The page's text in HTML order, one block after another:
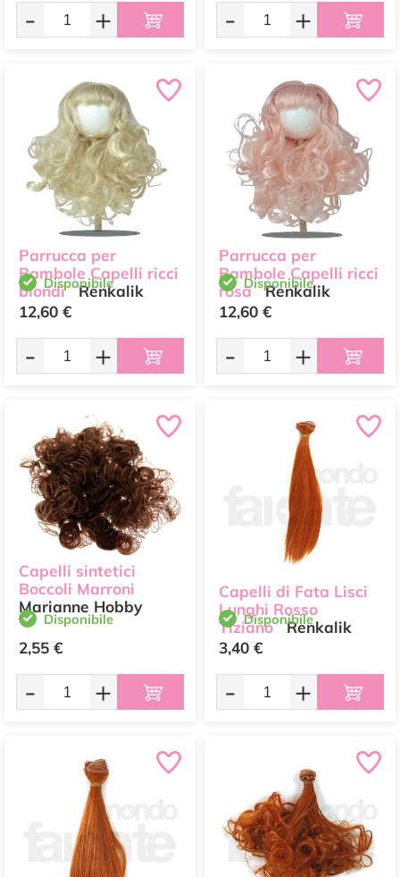
- + - +
Parrucca per
Bambole Capelli ricci
biondi Renkalik
Disponibile
12,60 €
- +
Parrucca per
Bambole Capelli ricci
rosa Renkalik
Disponibile
12,60 €
- +
Capelli sintetici
Boccoli Marroni
Marianne Hobby
Disponibile
2,55 €
- +
Capelli di Fata Lisci
Lunghi Rosso
Tiziano
Renkalik
Disponibile
3,40 €
- +